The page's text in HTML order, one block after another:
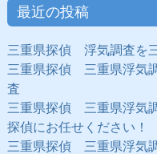
最近の投稿
三重県探偵 浮気調査を
三重県探偵 三重県浮気
査
三重県探偵 三重県浮気
探偵にお任せください！
三重県探偵 三重県浮気